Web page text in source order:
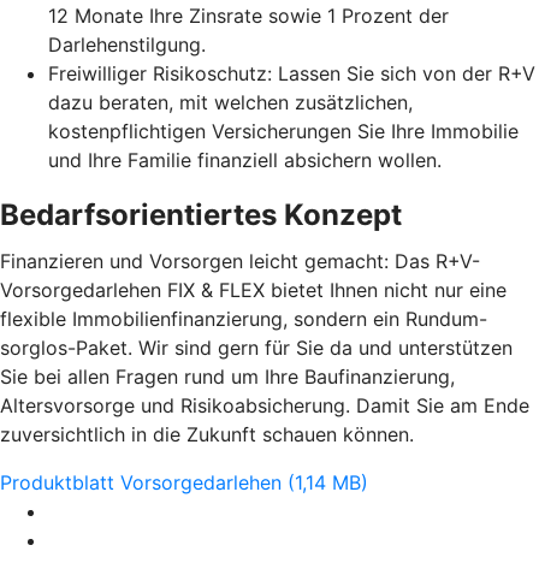
12 Monate Ihre Zinsrate sowie 1 Prozent der
Darlehenstilgung.
Freiwilliger Risikoschutz: Lassen Sie sich von der R+V
dazu beraten, mit welchen zusätzlichen,
kostenpflichtigen Versicherungen Sie Ihre Immobilie
und Ihre Familie finanziell absichern wollen.
Bedarfsorientiertes Konzept
Finanzieren und Vorsorgen leicht gemacht: Das R+V-
Vorsorgedarlehen FIX & FLEX bietet Ihnen nicht nur eine
flexible Immobilienfinanzierung, sondern ein Rundum-
sorglos-Paket. Wir sind gern für Sie da und unterstützen
Sie bei allen Fragen rund um Ihre Baufinanzierung,
Altersvorsorge und Risikoabsicherung. Damit Sie am Ende
zuversichtlich in die Zukunft schauen können.
Produktblatt Vorsorgedarlehen (1,14 MB)